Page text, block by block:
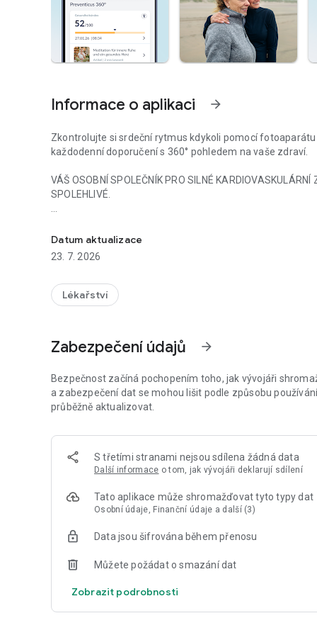
Informace o aplikaci arrow_forward
Zkontrolujte si srdeční rytmus kdykoli pomocí
každodenní doporučení s 360° pohledem na vaše zdraví.
VÁŠ OSOBNÍ SPOLEČNÍK PRO SILNÉ
SPOLEHLIVÉ.
zmírnit kardiovaskulární rizika.
Pokud jsou zjištěny abnormality, lze v centru Telecare
INTEGROVANÁ 360° ANALÝZA ZDRAVÍ
360° zdravotní kompas integrovaný do balíčku Value
potenciálních vznikajících rizicích životního stylu v oblasti
mobility.
Toho je dosaženo pomocí cílených dotazníků,
měření provedených fotoaparátem vašeho chytrého
Následně průběžná, personalizovaná a praktická
a rizikového profilu.
zejména pro osoby s již existujícími onemocněními, jako
Datum aktualizace
23. 7. 2026
Lékařství
Zabezpečení údajů arrow_forward
Bezpečnost začíná pochopením toho, jak vývojáři
a zabezpečení dat se mohou lišit podle způsobu
průběžně aktualizovat.
S třetími stranami nejsou sdílena žádná data
Další informace o tom, jak vývojáři deklarují sdílení
Tato aplikace může shromažďovat tyto typy dat
Osobní údaje, Finanční údaje a další (3)
Data jsou šifrována během přenosu
Můžete požádat o smazání dat
Zobrazit podrobnosti